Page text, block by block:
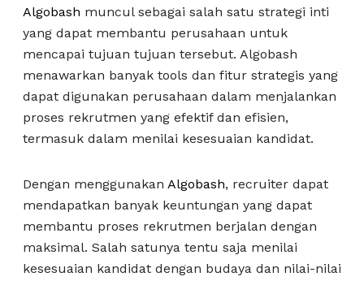
Algobash muncul sebagai salah satu strategi inti
yang dapat membantu perusahaan untuk
mencapai tujuan tujuan tersebut. Algobash
menawarkan banyak tools dan fitur strategis yang
dapat digunakan perusahaan dalam menjalankan
proses rekrutmen yang efektif dan efisien,
termasuk dalam menilai kesesuaian kandidat.
Dengan menggunakan Algobash, recruiter dapat
mendapatkan banyak keuntungan yang dapat
membantu proses rekrutmen berjalan dengan
maksimal. Salah satunya tentu saja menilai
kesesuaian kandidat dengan budaya dan nilai-nilai